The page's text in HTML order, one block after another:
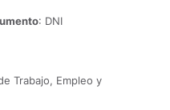
: DNI
Trabajo, Empleo y